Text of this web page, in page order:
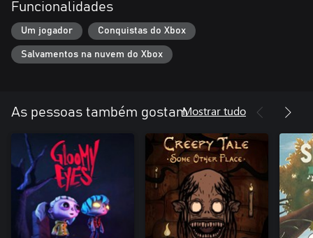
sombrio, mas logo vai descobrir que nem tudo ali é tristeza e
desolação. Ao reunir forças para seguir em frente, você encontra
um mundo fascinante e diversificado, cheio de castelos flutuantes
Funcionalidades
Um jogador Conquistas do Xbox
Salvamentos na nuvem do Xbox
As pessoas também gostamMostrar tudo